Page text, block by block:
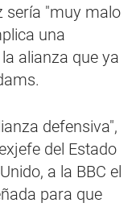
sería "muy malo
una
alianza que ya
defensiva",
del Estado
a la BBC el
para que